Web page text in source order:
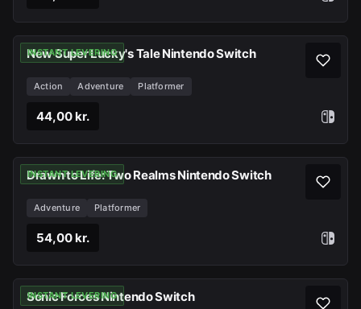
INSTANT LEVERING
New Super Lucky's Tale Nintendo Switch
Action Adventure Platformer
44,00 kr.
INSTANT LEVERING
Drawn to Life: Two Realms Nintendo Switch
Adventure Platformer
54,00 kr.
INSTANT LEVERING
Sonic Forces Nintendo Switch